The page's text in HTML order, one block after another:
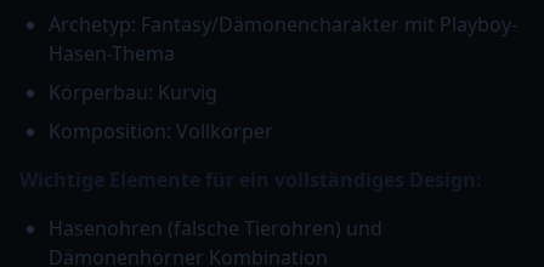
Archetyp: Fantasy/Dämonencharakter mit Playboy-
Hasen-Thema
Körperbau: Kurvig
Komposition: Vollkörper
Wichtige Elemente für ein vollständiges Design:
Hasenohren (falsche Tierohren) und
Dämonenhörner Kombination